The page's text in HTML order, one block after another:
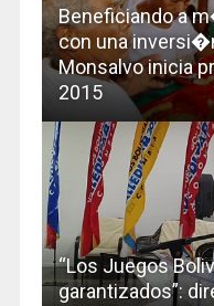
Beneficiando a
con una
Monsalvo inicia
2015
“Los Juegos
garantizados”: